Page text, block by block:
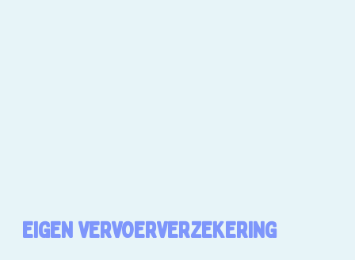
EIGEN VERVOERVERZEKERING